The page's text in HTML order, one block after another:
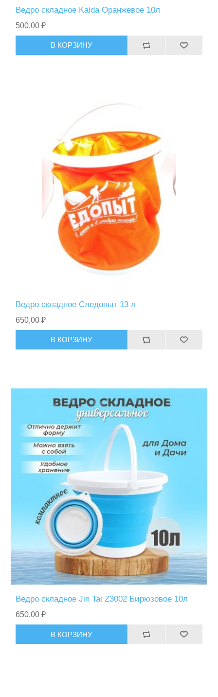
Фонари
Ведро складное Kaida Оранжевое 10л
500,00 ₽
В КОРЗИНУ
Ведро складное Следопыт 13 л
650,00 ₽
В КОРЗИНУ
Ведро складное Jin Tai Z3002 Бирюзовое 10л
650,00 ₽
В КОРЗИНУ